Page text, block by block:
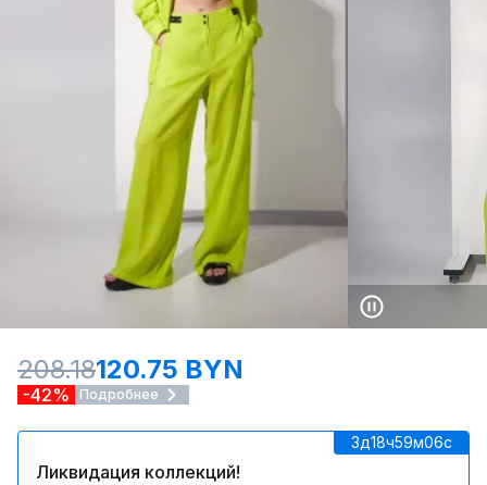
208.18120.75 BYN
-42% Подробнее
3д18ч59м06c
Ликвидация коллекций!